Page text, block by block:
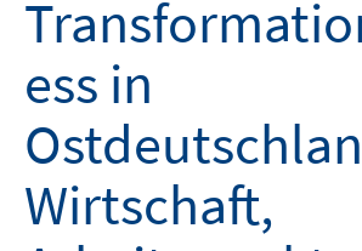
ess in
Wirtschaft,